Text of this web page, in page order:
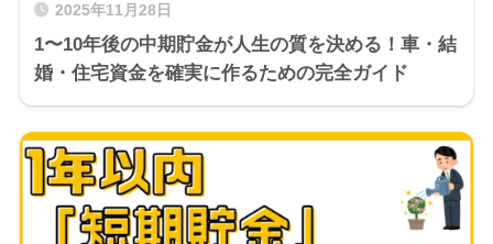
2025年11月28日
1〜10年後の中期貯金が人生の質を決める！車・結
婚・住宅資金を確実に作るための完全ガイド